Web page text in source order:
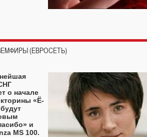
(ЕВРОСЕТЬ)
о начале
«Ё-
и
MS 100.